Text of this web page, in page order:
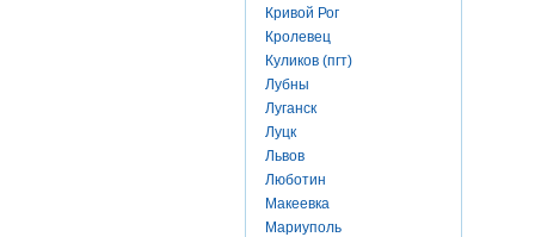
Кривой Рог
Кролевец
Куликов (пгт)
Лубны
Луганск
Луцк
Львов
Люботин
Макеевка
Мариуполь